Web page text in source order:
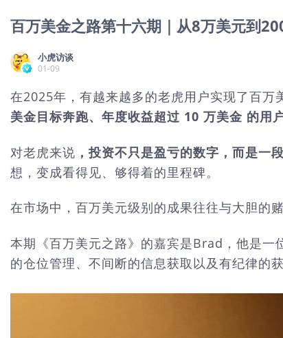
百万美金之路第十六期｜从8万美元到
小虎访谈
01-09
在2025年，有越来越多的老虎用户实现了百万
美金目标奔跑、年度收益超过 10 万美金 的用
对老虎来说 ，投资不只是盈亏的数字，而是一
想，变成看得见、够得着的里程碑。
在市场中，百万美元级别的成果往往与大胆的
本期《百万美元之路》的嘉宾是Brad，他是一
的仓位管理、不间断的信息获取以及有纪律的获